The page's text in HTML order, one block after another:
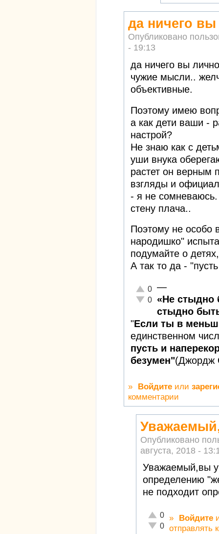
да ничего
Опубликовано
- 19:13
да ничего вы
чужие мысли..
объективные.
Поэтому имею
а как дети ваши -
настрой?
Не знаю как с
уши внука
растет он верным
взгляды и
- я не сомневаюсь.
стену плача..
Поэтому не особо
народишко"
подумайте о
А так то да -
Отлично!
0
Неадекватно!
0
—
«Не стыдно
стыдно
"Если ты в
единственном
пусть и
безумен"(Джордж
» Войдите или
комментарии
Опубликовано
августа, 2018 -
Уважаемый,вы
определению
не подходит
Отлично!
0
Неадекватно!
0
» Войдите
отправлять